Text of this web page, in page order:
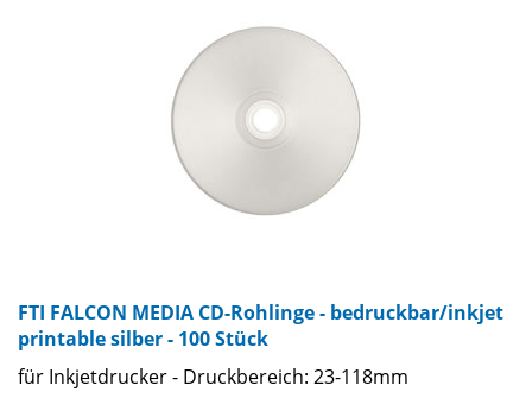
FTI FALCON MEDIA CD-Rohlinge - bedruckbar/inkjet
printable silber - 100 Stück
für Inkjetdrucker - Druckbereich: 23-118mm